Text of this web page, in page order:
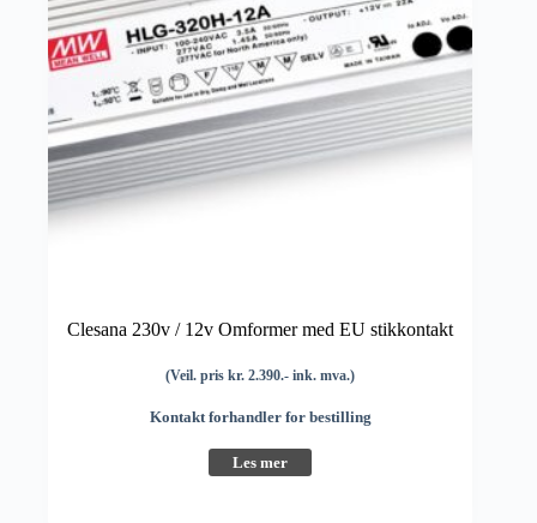
Clesana 230v / 12v Omformer med EU stikkontakt
(Veil. pris kr. 2.390.- ink. mva.)
Kontakt forhandler for bestilling
Les mer